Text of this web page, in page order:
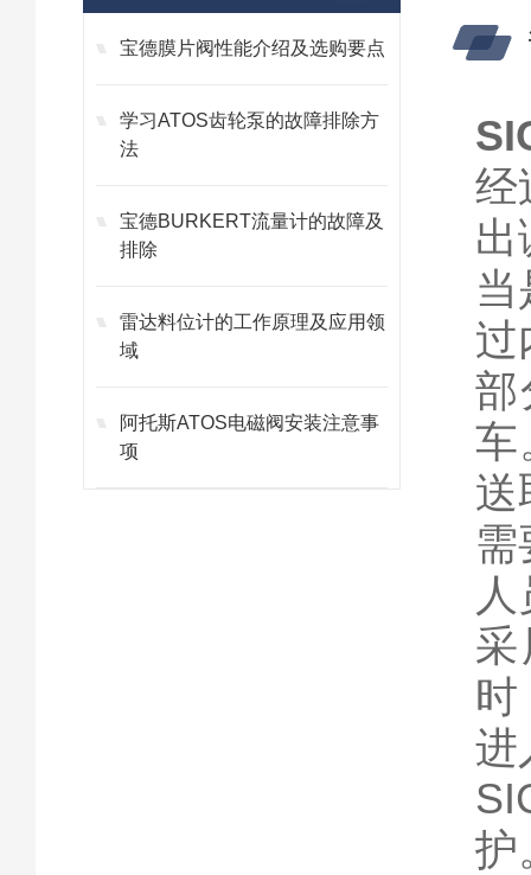
宝德膜片阀性能介绍及选购要点
学习ATOS齿轮泵的故障排除方
法
宝德BURKERT流量计的故障及
排除
雷达料位计的工作原理及应用领
域
阿托斯ATOS电磁阀安装注意事
项
经
出
过
部
车
送
需
时
进
护